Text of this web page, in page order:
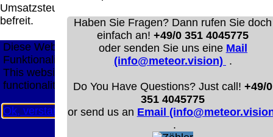
Umsatzsteuer
befreit.
Haben Sie Fragen? Dann rufen Sie doch
einfach an!+49/0 351 4045775
oder senden Sie uns eine Mail
(info@meteor.vision) .
Do You Have Questions? Just call!+49/0
351 4045775
or send us an Email
.
Katalog (PDF)
Sitemap
große Anzeige Schließen X
Diese Website nutzt Cookies, um bestmögliche
Funktionalität bieten zu können.
This website uses cookies to provide the best possible
functionality.
Ok, verstanden Mehr Infos